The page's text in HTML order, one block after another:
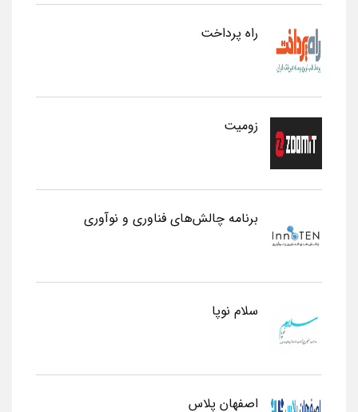
راه پرداخت
زومیت
برنامه چالش‌های فناوری و نوآوری
سلام نوپا
اصفهان پلاس